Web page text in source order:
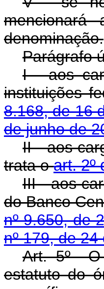
denominação.
Parágrafo
I - aos
instituições
8.168, de 16
de junho de
II - aos
trata oart. 2º
III - aos
do Banco
nº 9.650, de
nº 179, de
Art. 5º O
estatuto do